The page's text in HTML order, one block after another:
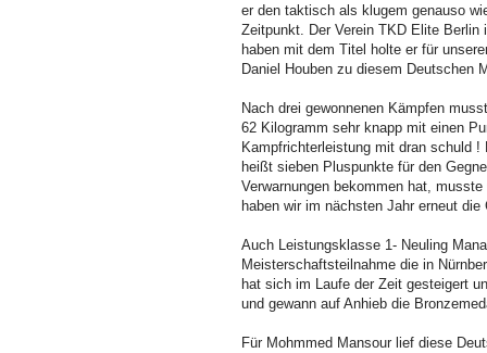
er den taktisch als klugem genauso
Zeitpunkt. Der Verein TKD Elite
haben mit dem Titel holte er für
Daniel Houben zu diesem Deutschen
Nach drei gewonnenen Kämpfen
62 Kilogramm sehr knapp mit einen
Kampfrichterleistung mit dran schuld
heißt sieben Pluspunkte für den
Verwarnungen bekommen hat,
haben wir im nächsten Jahr erneut
Auch Leistungsklasse 1- Neuling
Meisterschaftsteilnahme die in
hat sich im Laufe der Zeit gesteigert
und gewann auf Anhieb die
Für Mohmmed Mansour lief diese